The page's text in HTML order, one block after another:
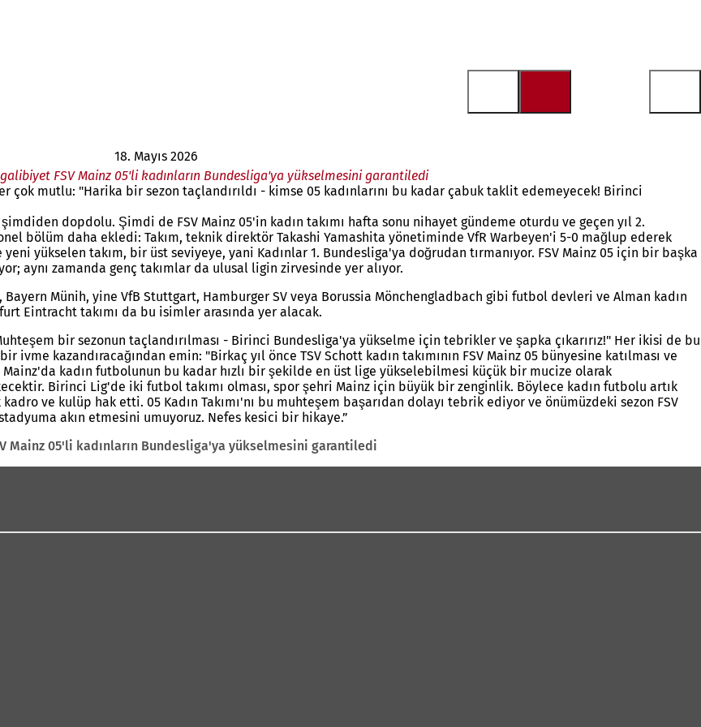
18. Mayıs 2026
FSV Mainz 05'li kadınların Bundesliga'ya yükselmesini garantiledi
çok mutlu: "Harika bir sezon taçlandırıldı - kimse 05 kadınlarını bu kadar çabuk taklit edemeyecek! Birinci
dopdolu. Şimdi de FSV Mainz 05'in kadın takımı hafta sonu nihayet gündeme oturdu ve geçen yıl 2.
bölüm daha ekledi: Takım, teknik direktör Takashi Yamashita yönetiminde VfR Warbeyen'i 5-0 mağlup ederek
yükselen takım, bir üst seviyeye, yani Kadınlar 1. Bundesliga'ya doğrudan tırmanıyor. FSV Mainz 05 için bir başka
aynı zamanda genç takımlar da ulusal ligin zirvesinde yer alıyor.
Münih, yine VfB Stuttgart, Hamburger SV veya Borussia Mönchengladbach gibi futbol devleri ve Alman kadın
Eintracht takımı da bu isimler arasında yer alacak.
bir sezonun taçlandırılması - Birinci Bundesliga'ya yükselme için tebrikler ve şapka çıkarırız!" Her ikisi de bu
kazandıracağından emin: "Birkaç yıl önce TSV Schott kadın takımının FSV Mainz 05 bünyesine katılması ve
kadın futbolunun bu kadar hızlı bir şekilde en üst lige yükselebilmesi küçük bir mucize olarak
Birinci Lig'de iki futbol takımı olması, spor şehri Mainz için büyük bir zenginlik. Böylece kadın futbolu artık
ve kulüp hak etti. 05 Kadın Takımı'nı bu muhteşem başarıdan dolayı tebrik ediyor ve önümüzdeki sezon FSV
stadyuma akın etmesini umuyoruz. Nefes kesici bir hikaye.”
Mainz 05'li kadınların Bundesliga'ya yükselmesini garantiledi